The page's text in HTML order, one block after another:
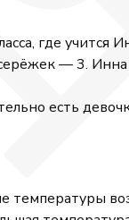
где
— 3.
есть
температуры